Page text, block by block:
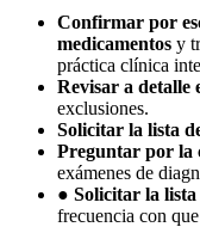
Confirmar por
medicamentos y
práctica clínica
Revisar a detalle
exclusiones.
Solicitar la lista
Preguntar por la
exámenes de
● Solicitar la lista
frecuencia con